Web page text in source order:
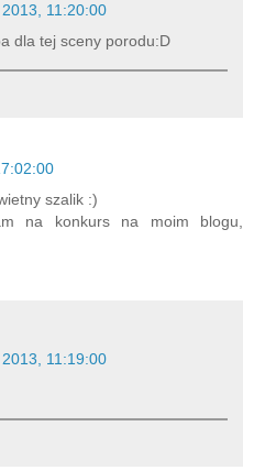
11:20:00
dla tej sceny porodu:D
szalik :)
na konkurs na moim blogu,
11:19:00